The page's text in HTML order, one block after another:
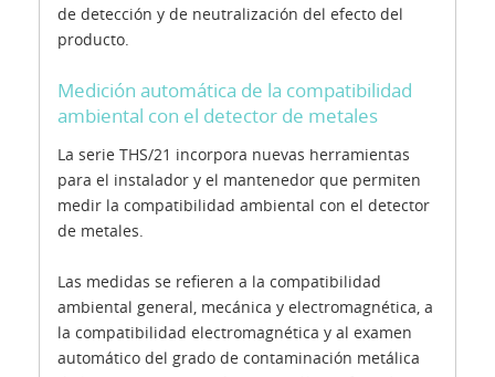
de detección y de neutralización del efecto del
producto.
Medición automática de la compatibilidad
ambiental con el detector de metales
La serie THS/21 incorpora nuevas herramientas
para el instalador y el mantenedor que permiten
medir la compatibilidad ambiental con el detector
de metales.
Las medidas se refieren a la compatibilidad
ambiental general, mecánica y electromagnética, a
la compatibilidad electromagnética y al examen
automático del grado de contaminación metálica